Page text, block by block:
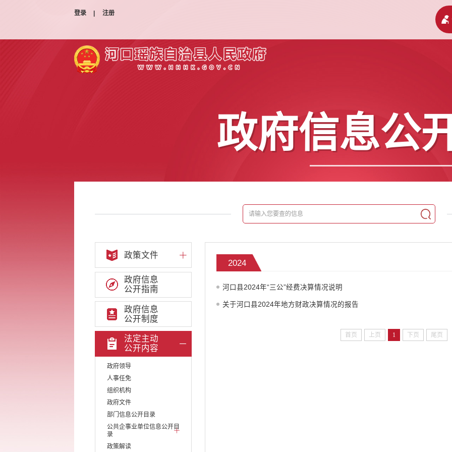
登录
注册
政府信息公
政策文件
政府信息
公开指南
政府信息
公开制度
法定主动
公开内容
政府领导
人事任免
组织机构
政府文件
部门信息公开目录
公共企事业单位信息公开目
录
政策解读
2024
河口县2024年“三公”经费决算情况说明
关于河口县2024年地方财政决算情况的报告
首页 上页 1 下页 尾页